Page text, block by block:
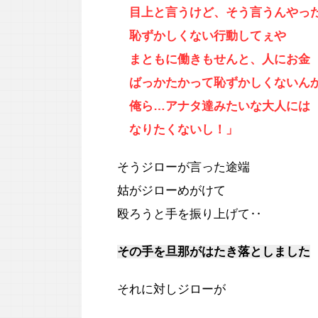
目上と言うけど、そう言うんやっ
恥ずかしくない行動してぇや
まともに働きもせんと、人にお金
ばっかたかって恥ずかしくないん
俺ら…アナタ達みたいな大人には
なりたくないし！」
そうジローが言った途端
姑がジローめがけて
殴ろうと手を振り上げて‥
その手を旦那がはたき落としました
それに対しジローが